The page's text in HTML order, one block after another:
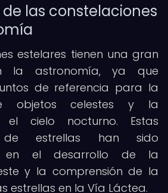
las constelaciones
estelares tienen una gran
la astronomía, ya que
de referencia para la
objetos celestes y la
el cielo nocturno. Estas
de estrellas han sido
en el desarrollo de la
y la comprensión de la
estrellas en la Vía Láctea.